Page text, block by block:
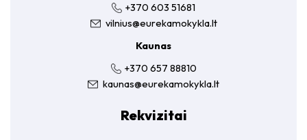
+370 603 51681
vilnius@eurekamokykla.lt
Kaunas
+370 657 88810
kaunas@eurekamokykla.lt
Rekvizitai